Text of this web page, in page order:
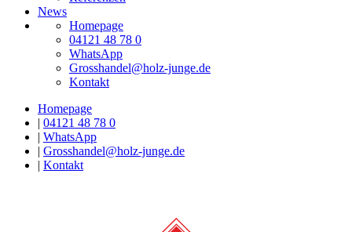
News
Homepage
04121 48 78 0
WhatsApp
Grosshandel@holz-junge.de
Kontakt
Homepage
| 04121 48 78 0
| WhatsApp
| Grosshandel@holz-junge.de
| Kontakt